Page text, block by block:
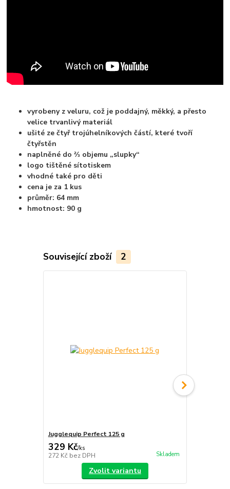
vyrobeny z veluru, což je poddajný, měkký, a přesto
velice trvanlivý materiál
ušité ze čtyř trojúhelníkových částí, které tvoří
čtyřstěn
naplněné do ⅔ objemu „slupky“
logo tištěné sítotiskem
vhodné také pro děti
cena je za 1 kus
průměr: 64 mm
hmotnost: 90 g
Související zboží 2
Jugglequip Perfect 125 g
329 Kč/ks
272 Kč bez DPH Skladem
Zvolit variantu